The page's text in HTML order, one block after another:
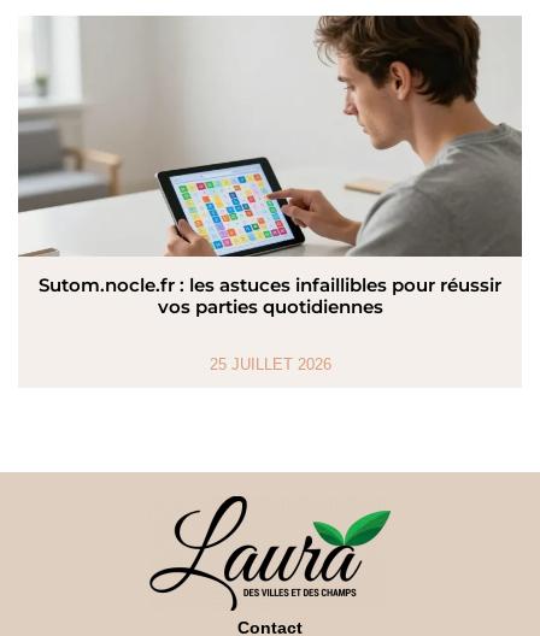
Sutom.nocle.fr : les astuces infaillibles pour réussir
vos parties quotidiennes
25 JUILLET 2026
Contact